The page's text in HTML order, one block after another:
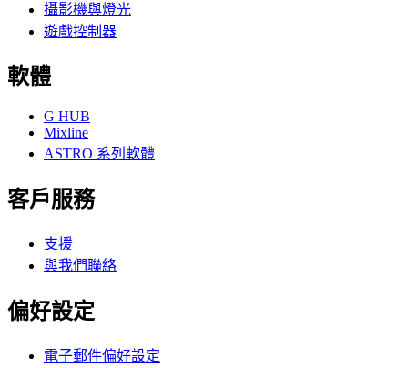
攝影機與燈光
遊戲控制器
軟體
G HUB
Mixline
ASTRO 系列軟體
客戶服務
支援
與我們聯絡
偏好設定
電子郵件偏好設定